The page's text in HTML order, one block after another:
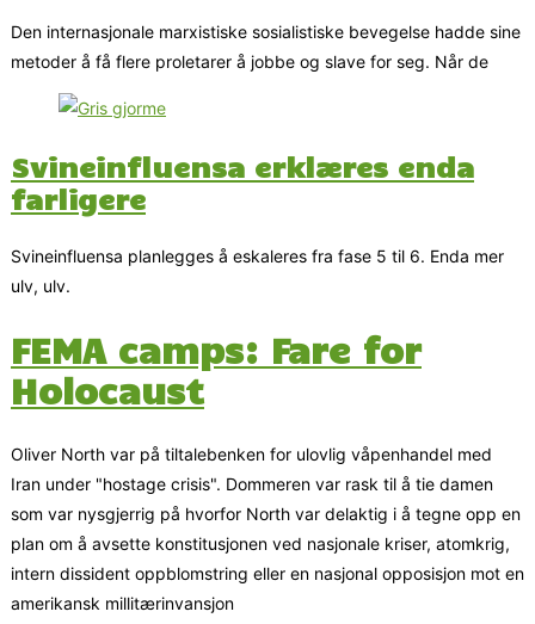
Den internasjonale marxistiske sosialistiske bevegelse hadde sine
metoder å få flere proletarer å jobbe og slave for seg. Når de
Svineinfluensa erklæres enda
farligere
Svineinfluensa planlegges å eskaleres fra fase 5 til 6. Enda mer
ulv, ulv.
FEMA camps: Fare for
Holocaust
Oliver North var på tiltalebenken for ulovlig våpenhandel med
Iran under "hostage crisis". Dommeren var rask til å tie damen
som var nysgjerrig på hvorfor North var delaktig i å tegne opp en
plan om å avsette konstitusjonen ved nasjonale kriser, atomkrig,
intern dissident oppblomstring eller en nasjonal opposisjon mot en
amerikansk millitærinvansjon